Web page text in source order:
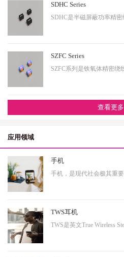
SDHC Series
SZFC Series
查看更多
应用领域
手机
TWS耳机